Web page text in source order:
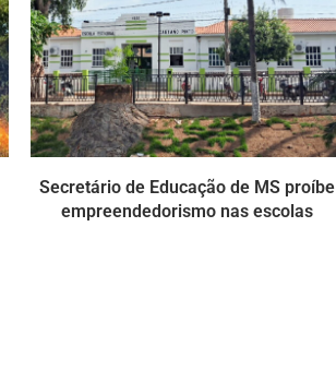
Secretário de Educação de MS proíbe
empreendedorismo nas escolas